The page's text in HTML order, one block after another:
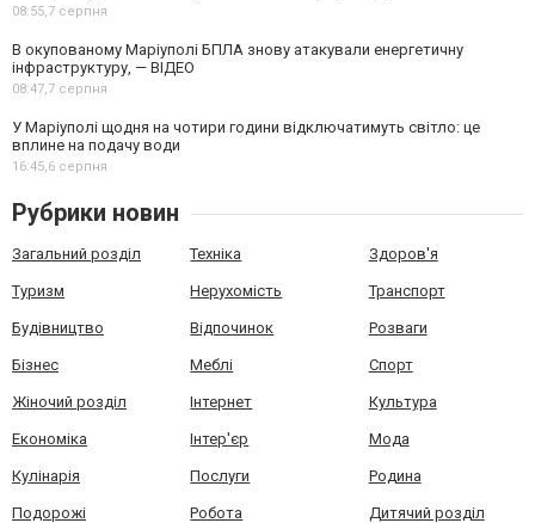
08:55,7 серпня
В окупованому Маріуполі БПЛА знову атакували енергетичну
інфраструктуру, — ВІДЕО
08:47,7 серпня
У Маріуполі щодня на чотири години відключатимуть світло: це
вплине на подачу води
16:45,6 серпня
Рубрики новин
Загальний розділ Техніка Здоров'я
Туризм Нерухомість Транспорт
Будівництво Відпочинок Розваги
Бізнес Меблі Спорт
Жіночий розділ Інтернет Культура
Економіка Інтер'єр Мода
Кулінарія Послуги Родина
Подорожі Робота Дитячий розділ